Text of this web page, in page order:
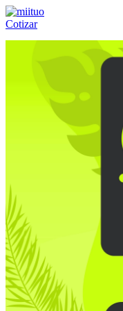
Cotizar
(55) 84-21-